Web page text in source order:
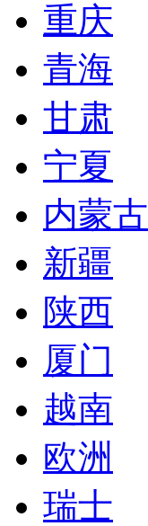
重庆
青海
甘肃
宁夏
内蒙古
新疆
陕西
厦门
越南
欧洲
瑞士